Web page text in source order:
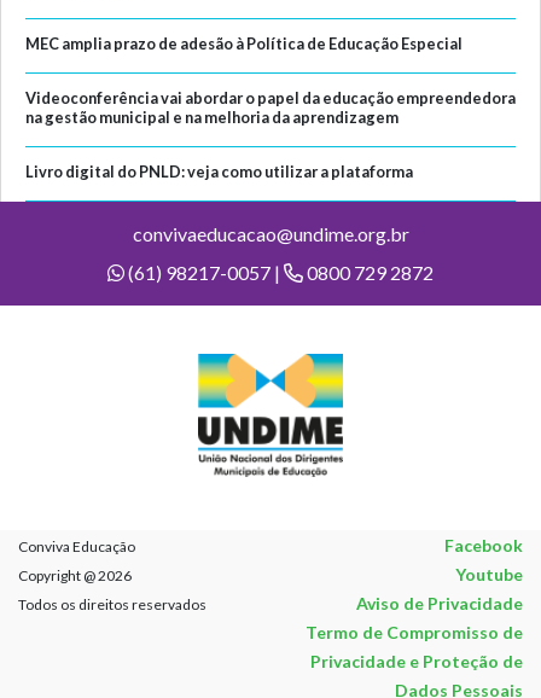
MEC amplia prazo de adesão à Política de Educação Especial
Videoconferência vai abordar o papel da educação empreendedora
na gestão municipal e na melhoria da aprendizagem
Livro digital do PNLD: veja como utilizar a plataforma
convivaeducacao@undime.org.br
(61) 98217-0057 |
0800 729 2872
Conviva Educação Facebook
Copyright @ 2026 Youtube
Todos os direitos reservados
Aviso de Privacidade
Termo de Compromisso de
Privacidade e Proteção de
Dados Pessoais